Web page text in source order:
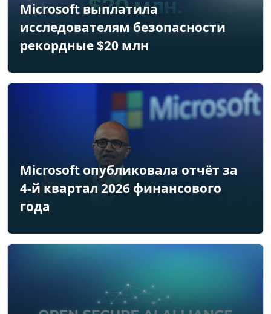
Microsoft выплатила
исследователям безопасности
рекордные $20 млн
Microsoft опубликовала отчёт за
4-й квартал 2026 финансового
года